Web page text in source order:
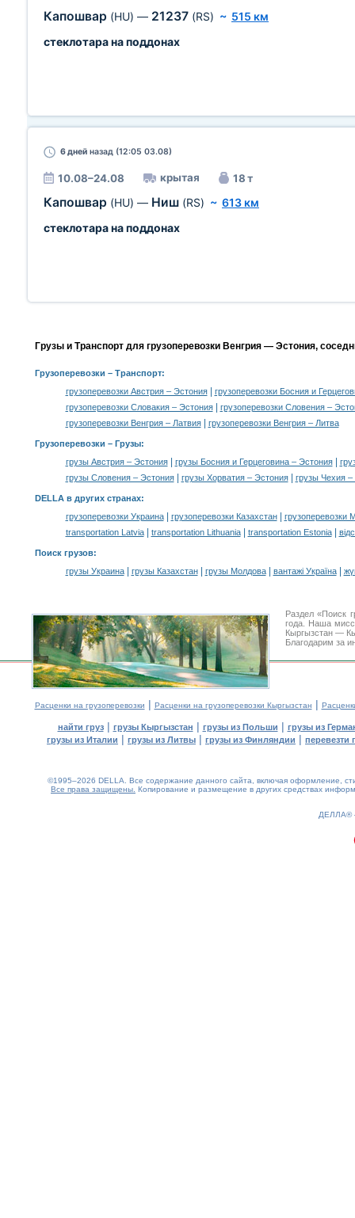
Капошвар (HU) — 21237 (RS) ~ 515 км
стеклотара на поддонах
6 дней назад (12:05 03.08)
10.08–24.08 крытая 18 т
Капошвар (HU) — Ниш (RS) ~ 613 км
стеклотара на поддонах
Грузы и Транспорт для грузоперевозки Венгрия — Эстония,
Грузоперевозки – Транспорт:
грузоперевозки Австрия – Эстония|
грузоперевозки Босния и
грузоперевозки Словакия – Эстония|
грузоперевозки Словения –
грузоперевозки Венгрия – Латвия| грузоперевозки Венгрия – Литва
Грузоперевозки – Грузы:
грузы Австрия – Эстония| грузы Босния и Герцеговина – Эстония|
грузы Словения – Эстония| грузы Хорватия – Эстония| грузы Чехия –
DELLA в других странах:
грузоперевозки Украина| грузоперевозки Казахстан|
грузоперевозки
transportation Latvia| transportation Lithuania| transportation Estonia|
Поиск грузов:
грузы Украина| грузы Казахстан| грузы Молдова| вантажі Україна|
Раздел «Поиск
года. Наша
Кыргызстан —
Благодарим за
Расценки на грузоперевозки | Расценки на грузоперевозки Кыргызстан |
найти груз| грузы Кыргызстан | грузы из Польши | грузы из
грузы из Италии | грузы из Литвы | грузы из Финляндии | перевезти
©1995–2026 DELLA. Все содержание данного сайта, включая оформление,
Все права защищены. Копирование и размещение в других средствах